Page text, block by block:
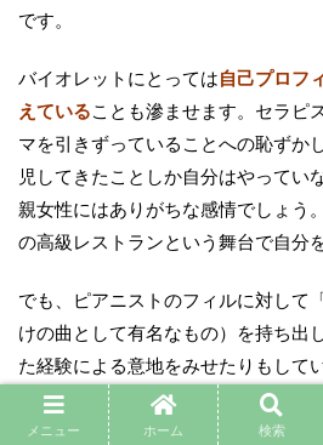
です。
バイオレットにとっては自己プロフ
えていることも滲ませます。セラピ
マを引きずっていることへの恥ずか
児してきたことしか自分はやってい
親女性にはありがちな感情でしょう
の高級レストランという舞台で自分
でも、ピアニストのフィルに対して
けの曲として有名なもの）を持ち出
た経験による意地をみせたりもして
そんなバイオレットがこの事件に巻
メニュー ホーム 検索